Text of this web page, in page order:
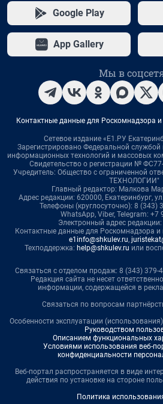
Google Play
App Gallery
Мы в
Контактные данные для Роскомнадзора и
Сетевое издание «Е1.РУ
Зарегистрировано Федеральной службой
информационных технологий и массовых
Свидетельство о регистрации №
Учредитель: Общество с ограниченной
ТЕХНОЛОГИИ"
Главный редактор: Малкова
Адрес редакции: 620000, Екатеринбург,
Телефоны (круглосуточно): 8 (343)
WhatsApp, Viber, Telegram: +7
Электронный адрес редакции:
Контактные данные для Роскомнадзора и
e1info@shkulev.ru,
Техподдержка: help@shkulev.ru или
Связаться с отделом продаж: 8 (343) 379-
Редакция сайта не несет
информации, содержащейся в
Связаться по вопросам
Особенности эксплуатации
Руководством
Описанием функциональных
Условиями использования веб-
конфиденциальности
Веб-портал распространяется в виде
действия по установке на стороне
Политика